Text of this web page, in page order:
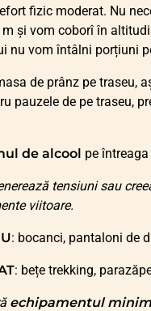
fizic moderat. Nu
și vom coborî în
nu vom întâlni porțiuni
de prânz pe traseu,
pauzele de pe traseu,
de alcool pe
tensiuni sau
viitoare.
: bocanci, pantaloni de
: bețe trekking,
echipamentul minim